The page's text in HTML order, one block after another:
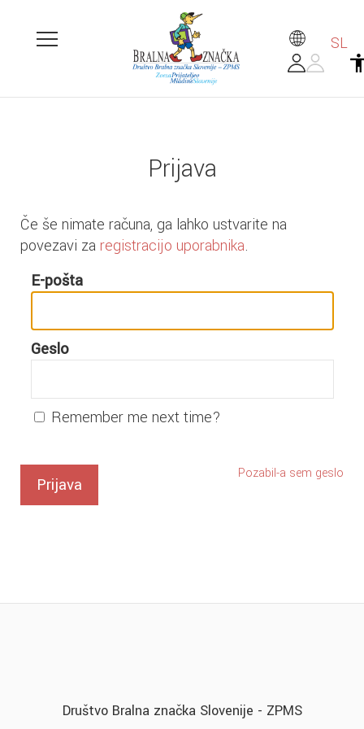
SL
Prijava
Če še nimate računa, ga lahko ustvarite na
povezavi za registracijo uporabnika.
E-pošta
Geslo
Remember me next time?
Pozabil-a sem geslo
Društvo Bralna značka Slovenije - ZPMS